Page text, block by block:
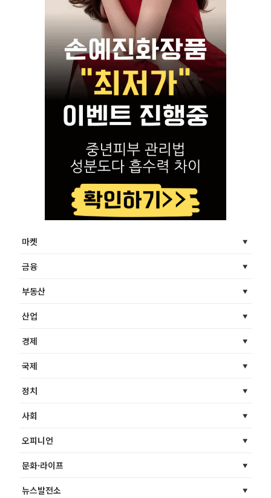
마켓
금융
부동산
산업
경제
국제
정치
사회
오피니언
문화·라이프
뉴스발전소